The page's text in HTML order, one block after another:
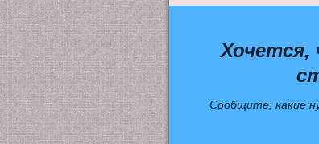
Сообщите, какие